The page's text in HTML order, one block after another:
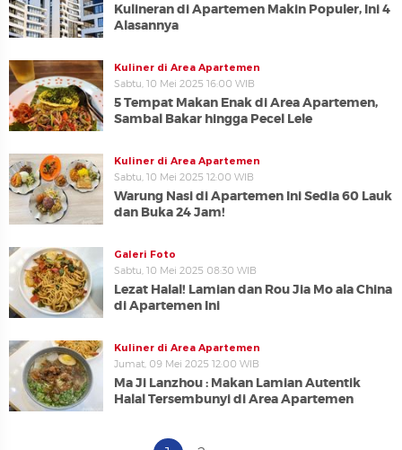
Kulineran di Apartemen Makin Populer, Ini 4
Alasannya
Kuliner di Area Apartemen
Sabtu, 10 Mei 2025 16:00 WIB
5 Tempat Makan Enak di Area Apartemen,
Sambal Bakar hingga Pecel Lele
Kuliner di Area Apartemen
Sabtu, 10 Mei 2025 12:00 WIB
Warung Nasi di Apartemen Ini Sedia 60 Lauk
dan Buka 24 Jam!
Galeri Foto
Sabtu, 10 Mei 2025 08:30 WIB
Lezat Halal! Lamian dan Rou Jia Mo ala China
di Apartemen Ini
Kuliner di Area Apartemen
Jumat, 09 Mei 2025 12:00 WIB
Ma Ji Lanzhou : Makan Lamian Autentik
Halal Tersembunyi di Area Apartemen